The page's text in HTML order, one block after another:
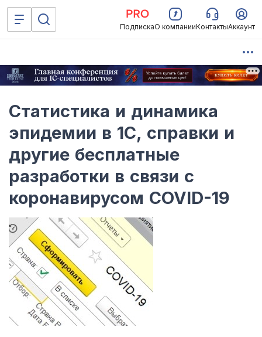
ПодпискаО компанииКонтактыАккаунт
Статистика и динамика
эпидемии в 1С, справки и
другие бесплатные
разработки в связи с
коронавирусом COVID-19